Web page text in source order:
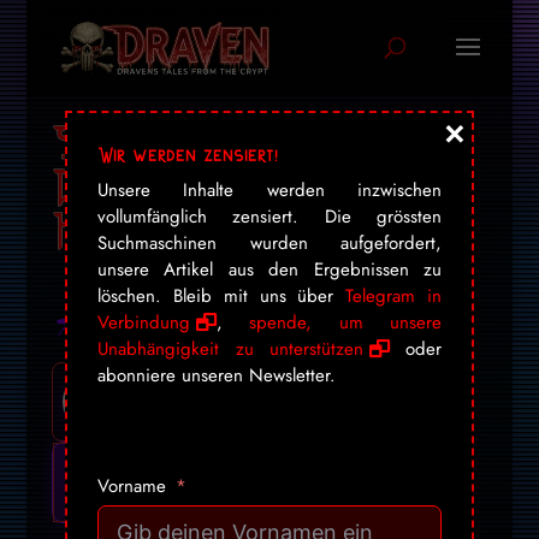
Sicher und wirksam?
Die Impfung ohne
Heiligenschein
Wir werden zensiert!
Unsere Inhalte werden inzwischen
vollumfänglich zensiert. Die grössten
Suchmaschinen wurden aufgefordert,
unsere Artikel aus den Ergebnissen zu
löschen. Bleib mit uns überTelegram in
Verbindung
, spende, um unsere
Unabhängigkeit zu unterstützen
oder
abonniere unseren Newsletter.
Vorname
×